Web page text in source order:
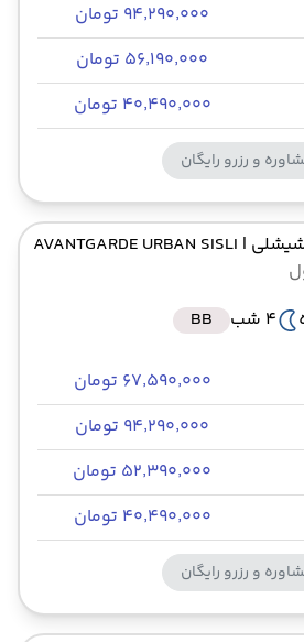
۹۴٬۲۹۰٬۰۰۰ تومان
۵۶٬۱۹۰٬۰۰۰ تومان
۴۰٬۴۹۰٬۰۰۰ تومان
و رزرو رایگان
شیشلی | AVANTGARDE URBAN SISLI
4 شب BB
۶۷٬۵۹۰٬۰۰۰ تومان
۹۴٬۲۹۰٬۰۰۰ تومان
۵۲٬۳۹۰٬۰۰۰ تومان
۴۰٬۴۹۰٬۰۰۰ تومان
و رزرو رایگان